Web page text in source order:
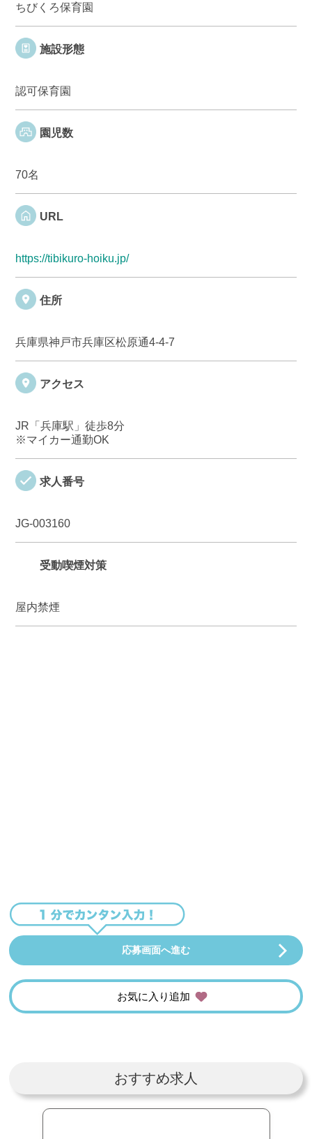
ちびくろ保育園
施設形態
認可保育園
園児数
70名
URL
https://tibikuro-hoiku.jp/
住所
兵庫県神戸市兵庫区松原通4-4-7
アクセス
JR「兵庫駅」徒歩8分
※マイカー通勤OK
求人番号
JG-003160
受動喫煙対策
屋内禁煙
応募画面へ進む
お気に入り追加
おすすめ求人